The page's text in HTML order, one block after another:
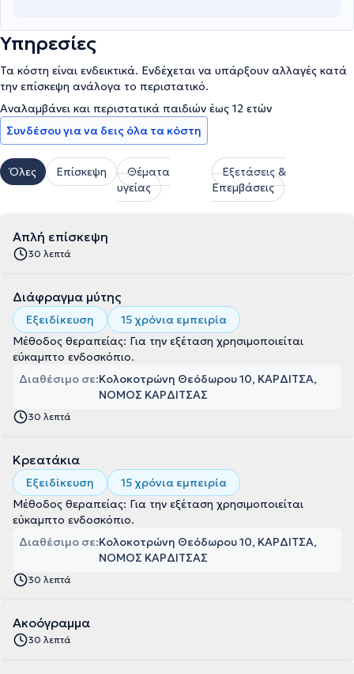
Υπηρεσίες
Τα κόστη είναι ενδεικτικά. Ενδέχεται να υπάρξουν αλλαγές κατά
την επίσκεψη ανάλογα το περιστατικό.
Αναλαμβάνει και περιστατικά παιδιών έως 12 ετών
Συνδέσου για να δεις όλα τα κόστη
Όλες Επίσκεψη
Θέματα
υγείας
Εξετάσεις &
Επεμβάσεις
Απλή επίσκεψη
30 λεπτά
Διάφραγμα μύτης
Εξειδίκευση
15 χρόνια εμπειρία
Μέθοδος θεραπείας: Για την εξέταση χρησιμοποιείται
εύκαμπτο ενδοσκόπιο.
Διαθέσιμο σε:Κολοκοτρώνη Θεόδωρου 10, ΚΑΡΔΙΤΣΑ,
ΝΟΜΟΣ ΚΑΡΔΙΤΣΑΣ
30 λεπτά
Κρεατάκια
Εξειδίκευση
15 χρόνια εμπειρία
Μέθοδος θεραπείας: Για την εξέταση χρησιμοποιείται
εύκαμπτο ενδοσκόπιο.
Διαθέσιμο σε:Κολοκοτρώνη Θεόδωρου 10, ΚΑΡΔΙΤΣΑ,
ΝΟΜΟΣ ΚΑΡΔΙΤΣΑΣ
30 λεπτά
Ακοόγραμμα
30 λεπτά